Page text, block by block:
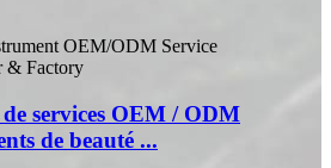
services OEM / ODM
de beauté ...